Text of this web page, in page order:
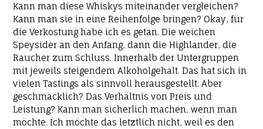
Kann man diese Whiskys miteinander vergleichen?
Kann man sie in eine Reihenfolge bringen? Okay, für
die Verkostung habe ich es getan. Die weichen
Speysider an den Anfang, dann die Highlander, die
Raucher zum Schluss. Innerhalb der Untergruppen
mit jeweils steigendem Alkoholgehalt. Das hat sich in
vielen Tastings als sinnvoll herausgestellt. Aber
geschmacklich? Das Verhältnis von Preis und
Leistung? Kann man sicherlich machen, wenn man
möchte. Ich möchte das letztlich nicht, weil es den